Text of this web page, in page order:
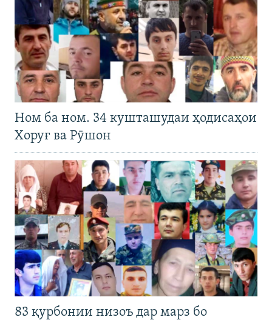
Ном ба ном. 34 кушташудаи ҳодисаҳои
Хоруғ ва Рӯшон
83 қурбонии низоъ дар марз бо